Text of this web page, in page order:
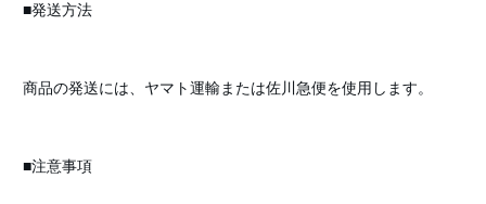
■発送方法
商品の発送には、ヤマト運輸または佐川急便を使用します。
■注意事項